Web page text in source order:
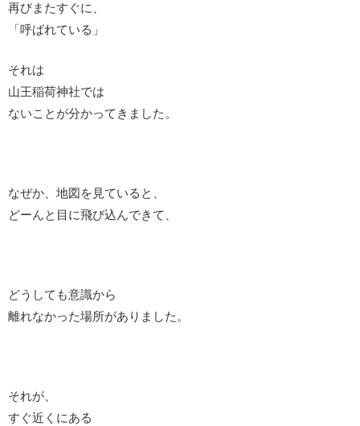
再びまたすぐに、
「呼ばれている」
それは
山王稲荷神社では
ないことが分かってきました。
なぜか、地図を見ていると、
どーんと目に飛び込んできて、
どうしても意識から
離れなかった場所がありました。
それが、
すぐ近くにある